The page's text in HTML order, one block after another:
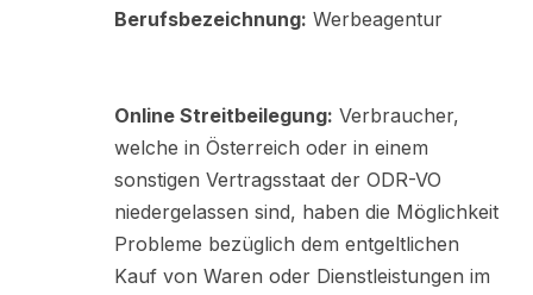
Berufsbezeichnung: Werbeagentur
Online Streitbeilegung: Verbraucher,
welche in Österreich oder in einem
sonstigen Vertragsstaat der ODR-VO
niedergelassen sind, haben die Möglichkeit
Probleme bezüglich dem entgeltlichen
Kauf von Waren oder Dienstleistungen im